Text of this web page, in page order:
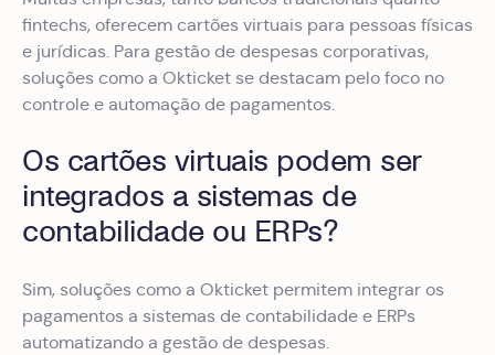
fintechs, oferecem cartões virtuais para pessoas físicas
e jurídicas. Para gestão de despesas corporativas,
soluções como a Okticket se destacam pelo foco no
controle e automação de pagamentos.
Os cartões virtuais podem ser
integrados a sistemas de
contabilidade ou ERPs?
Sim, soluções como a Okticket permitem integrar os
pagamentos a sistemas de contabilidade e ERPs
automatizando a gestão de despesas.